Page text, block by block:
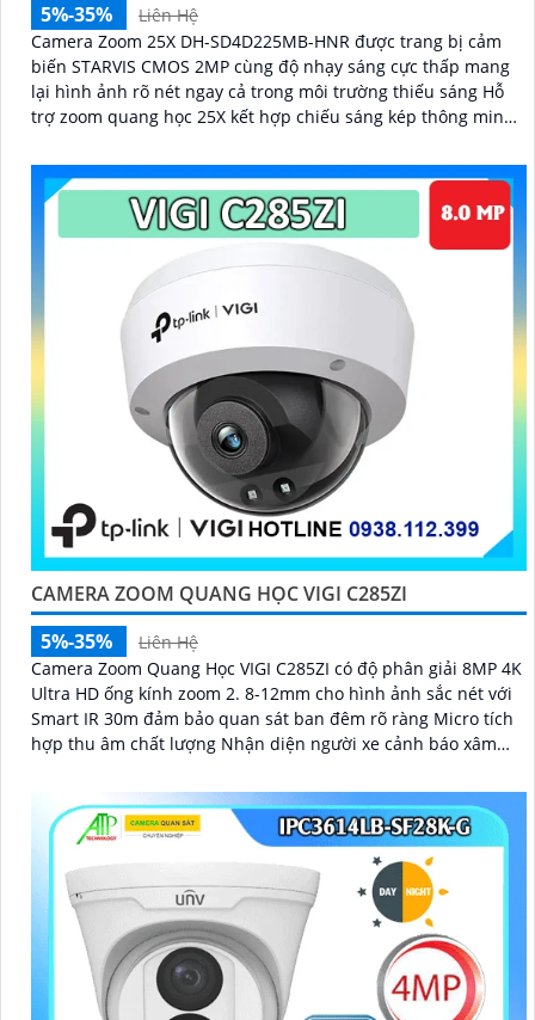
5%-35%
Liên Hệ
Camera Zoom 25X DH-SD4D225MB-HNR được trang bị cảm
biến STARVIS CMOS 2MP cùng độ nhạy sáng cực thấp mang
lại hình ảnh rõ nét ngay cả trong môi trường thiếu sáng Hỗ
trợ zoom quang học 25X kết hợp chiếu sáng kép thông minh
quét linh hoạt cùng chuẩn chống nước IP67 giúp quan sát ổn
định ngoài trời
CAMERA ZOOM QUANG HỌC VIGI C285ZI
5%-35%
Liên Hệ
Camera Zoom Quang Học VIGI C285ZI có độ phân giải 8MP 4K
Ultra HD ống kính zoom 2. 8-12mm cho hình ảnh sắc nét với
Smart IR 30m đảm bảo quan sát ban đêm rõ ràng Micro tích
hợp thu âm chất lượng Nhận diện người xe cảnh báo xâm